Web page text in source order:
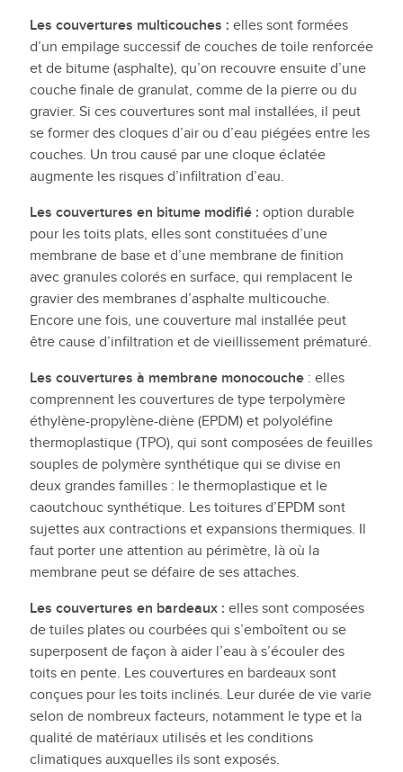
Les couvertures multicouches : elles sont formées
d’un empilage successif de couches de toile renforcée
et de bitume (asphalte), qu’on recouvre ensuite d’une
couche finale de granulat, comme de la pierre ou du
gravier. Si ces couvertures sont mal installées, il peut
se former des cloques d’air ou d’eau piégées entre les
couches. Un trou causé par une cloque éclatée
augmente les risques d’infiltration d’eau.
Les couvertures en bitume modifié : option durable
pour les toits plats, elles sont constituées d’une
membrane de base et d’une membrane de finition
avec granules colorés en surface, qui remplacent le
gravier des membranes d’asphalte multicouche.
Encore une fois, une couverture mal installée peut
être cause d’infiltration et de vieillissement prématuré.
Les couvertures à membrane monocouche : elles
comprennent les couvertures de type terpolymère
éthylène-propylène-diène (EPDM) et polyoléfine
thermoplastique (TPO), qui sont composées de feuilles
souples de polymère synthétique qui se divise en
deux grandes familles : le thermoplastique et le
caoutchouc synthétique. Les toitures d’EPDM sont
sujettes aux contractions et expansions thermiques. Il
faut porter une attention au périmètre, là où la
membrane peut se défaire de ses attaches.
Les couvertures en bardeaux : elles sont composées
de tuiles plates ou courbées qui s’emboîtent ou se
superposent de façon à aider l’eau à s’écouler des
toits en pente. Les couvertures en bardeaux sont
conçues pour les toits inclinés. Leur durée de vie varie
selon de nombreux facteurs, notamment le type et la
qualité de matériaux utilisés et les conditions
climatiques auxquelles ils sont exposés.